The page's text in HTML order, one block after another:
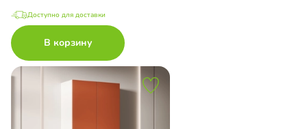
Доступно для доставки
В корзину